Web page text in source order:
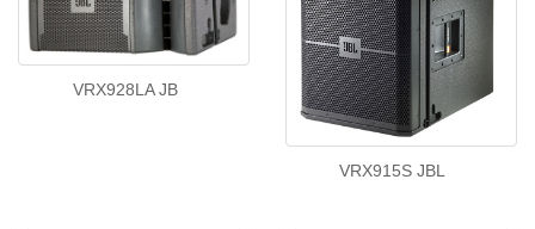
VRX928LA JB
VRX915S JBL